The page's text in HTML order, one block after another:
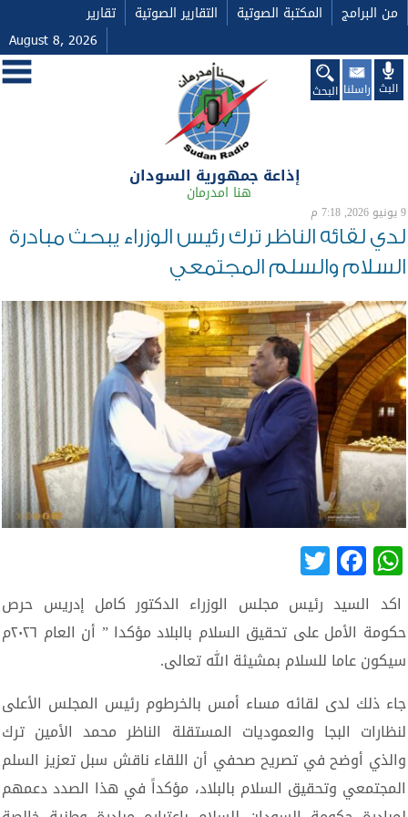
من البرامج المكتبة الصوتية التقارير الصوتية
تقارير
August 8, 2026
البث راسلنا البحث
إذاعة جمهورية السودان
هنا امدرمان
9 يونيو 2026, 7:18 م
لدي لقائه الناظر ترك رئيس الوزراء يبحث مبادرة
السلام والسلم المجتمعي
WhatsApp
Facebook
اكد السيد رئيس مجلس الوزراء الدكتور كامل إدريس حرص
حكومة الأمل على تحقيق السلام بالبلاد مؤكدا ” أن العام ٢٠٢٦م
سيكون عاما للسلام بمشيئة الله تعالى.
جاء ذلك لدى لقائه مساء أمس بالخرطوم رئيس المجلس الأعلى
لنظارات البجا والعموديات المستقلة الناظر محمد الأمين ترك
والذي أوضح في تصريح صحفي أن اللقاء ناقش سبل تعزيز السلم
المجتمعي وتحقيق السلام بالبلاد، مؤكداً في هذا الصدد دعمهم